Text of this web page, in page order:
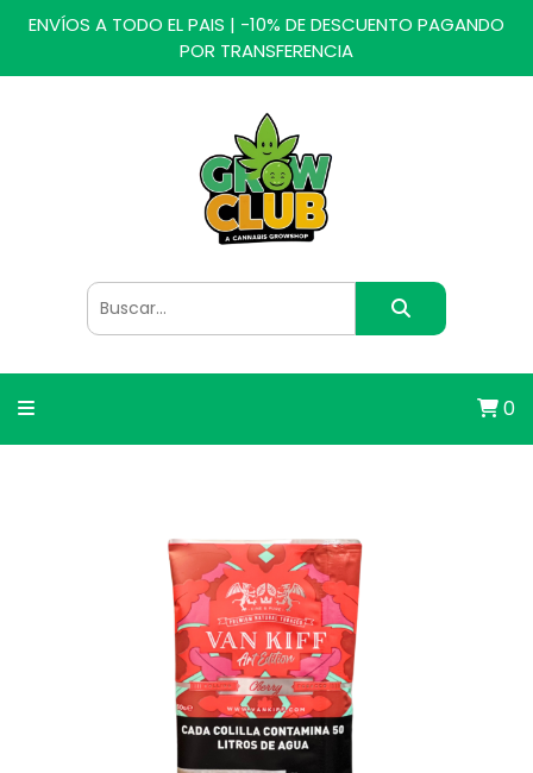
ENVÍOS A TODO EL PAIS | -10% DE DESCUENTO PAGANDO
POR TRANSFERENCIA
0